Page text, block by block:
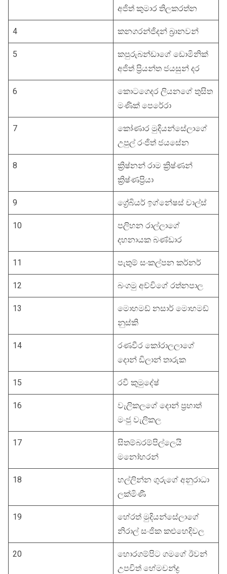
අජිත් කුමාර තිලකරත්න
4 කනගරන්ජිදන් බ්‍රානවන්
5
කපුරුබන්ඩාගේ ඩොමිනික්
අජිත් ප්‍රියන්ත ජයසුන් දර
6
කොටගෙදර ලියනගේ තුසිත
මණික් පෙරේරා
7
කෝණාර මුදියන්සේලාගේ
උපුල් රංජිත් ජයසේන
8
ක්‍රිෂ්නන් රාම ක්‍රිෂ්ණන්
ක්‍රිෂ්ණප්‍රියා
9 ග්‍රේබියර් ඉග්නේෂස් චාල්ස්
10
පලිහන රාල්ලාගේ
දහනායක බණ්ඩාර
11 පැතුම් සංකල්පන කර්නර්
12 බංගමු අච්චිගේ රත්නපාල
13
මොහමඩ් නසාර් මොහමඩ්
නුස්කි
14
රණවීර කෝරාලලාගේ
දොන් ඩිලාන් තාරුක
15 රවී කුමුදේෂ්
16
වැලිකලගේ දොන් ප්‍රභාත්
මං‍ජු වැලිකල
17
සිතම්බරම්පිල්ලෙයි
මනෝහරන්
18
හල්ලින්න ගුරුගේ අනුරාධා
ලක්මිණී
19
හේරත් මුදියන්සේලාගේ
නිරාල් සංජික කළුහෙදිවල
20
හොරගම්පිට ගමගේ ඊවන්
උපචිත් හේමචන්ද්‍ර